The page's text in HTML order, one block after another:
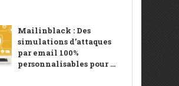
Mailinblack : Des
simulations d’attaques
par email 100%
personnalisables pour ...